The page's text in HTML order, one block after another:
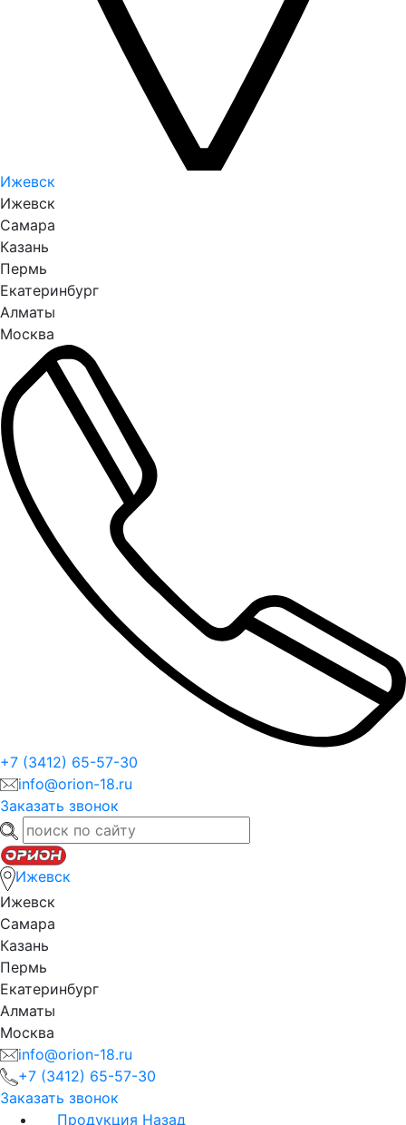
Ижевск
Ижевск
Самара
Казань
Пермь
Екатеринбург
Алматы
Москва
+7 (3412) 65-57-30
info@orion-18.ru
Заказать звонок
Ижевск
Ижевск
Самара
Казань
Пермь
Екатеринбург
Алматы
Москва
info@orion-18.ru
+7 (3412) 65-57-30
Заказать звонок
Продукция Назад